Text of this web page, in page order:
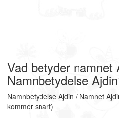
Vad betyder namnet
Namnbetydelse
Namnbetydelse Ajdin / Namnet
kommer snart)